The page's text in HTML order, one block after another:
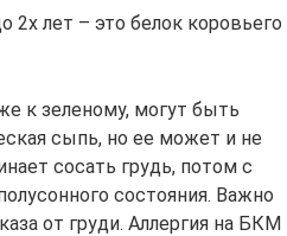
2х лет – это белок коровьего
к зеленому, могут быть
сыпь, но ее может и не
сосать грудь, потом с
состояния. Важно
от груди. Аллергия на БКМ